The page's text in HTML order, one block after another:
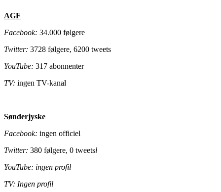
AGF
Facebook: 34.000 følgere
Twitter: 3728 følgere, 6200 tweets
YouTube: 317 abonnenter
TV: ingen TV-kanal
Sønderjyske
Facebook: ingen officiel
Twitter: 380 følgere, 0 tweetsl
YouTube: ingen profil
TV: Ingen profil